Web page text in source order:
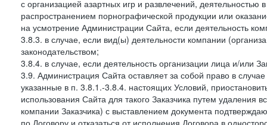
с организацией азартных игр и развлечений,
распространением порнографической продукции или
на усмотрение Администрации Сайта, если деятельность
3.8.3. в случае, если вид(ы) деятельности компании
законодательством;
3.8.4. в случае, если деятельность организации лица и/или
3.9. Администрация Сайта оставляет за собой право в
указанные в п. 3.8.1.-3.8.4. настоящих Условий,
использования Сайта для такого Заказчика путем
компании Заказчика) с выставлением документа
по Договору и отказаться от исполнения Договора в